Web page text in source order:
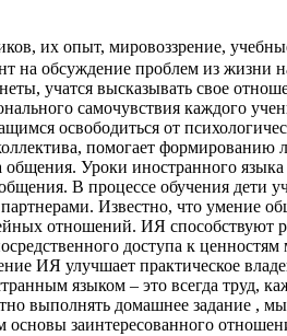
их опыт, мировоззрение,
на обсуждение проблем из
учатся высказывать свое
самочувствия каждого
освободиться от
помогает формированию
Уроки иностранного
В процессе обучения дети
Известно, что умение
отношений. ИЯ способствуют
доступа к
ИЯ улучшает практическое
языком – это всегда труд,
выполнять домашнее задание ,
заинтересованного